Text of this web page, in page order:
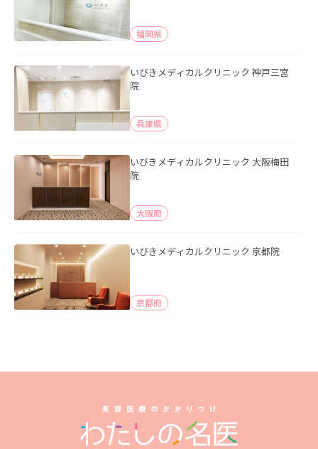
福岡県
いびきメディカルクリニック 神戸三宮
院
兵庫県
いびきメディカルクリニック 大阪梅田
院
大阪府
いびきメディカルクリニック 京都院
京都府